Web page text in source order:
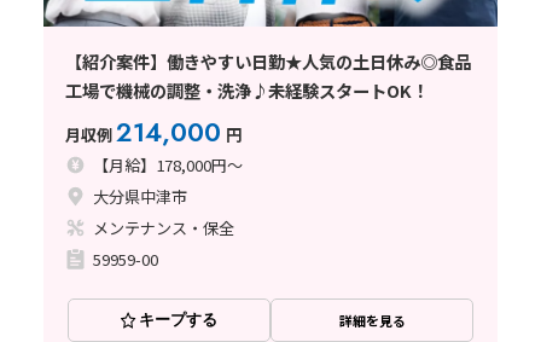
【紹介案件】働きやすい日勤★人気の土日休み◎食品
工場で機械の調整・洗浄♪未経験スタートOK！
月収例214,000 円
【月給】178,000円～
大分県中津市
メンテナンス・保全
59959-00
キープする 詳細を見る